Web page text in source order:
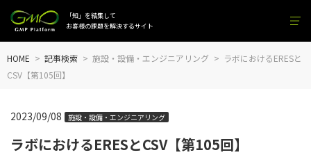
「知」を結集して
お客様の課題を解決するサイト
HOME 記事検索 施設・設備・エンジニアリング
ラボにおけるERESと
CSV【第105回】
ラボにおけるERESとCSV【第105回】
2023/09/08 施設・設備・エンジニアリング